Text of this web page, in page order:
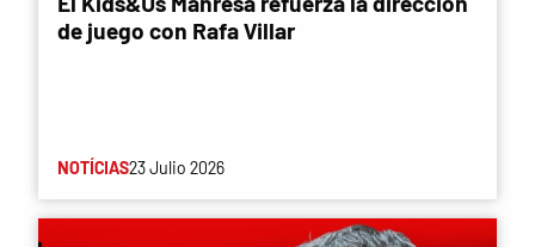
de juego con Rafa Villar
NOTÍCIAS23 Julio 2026